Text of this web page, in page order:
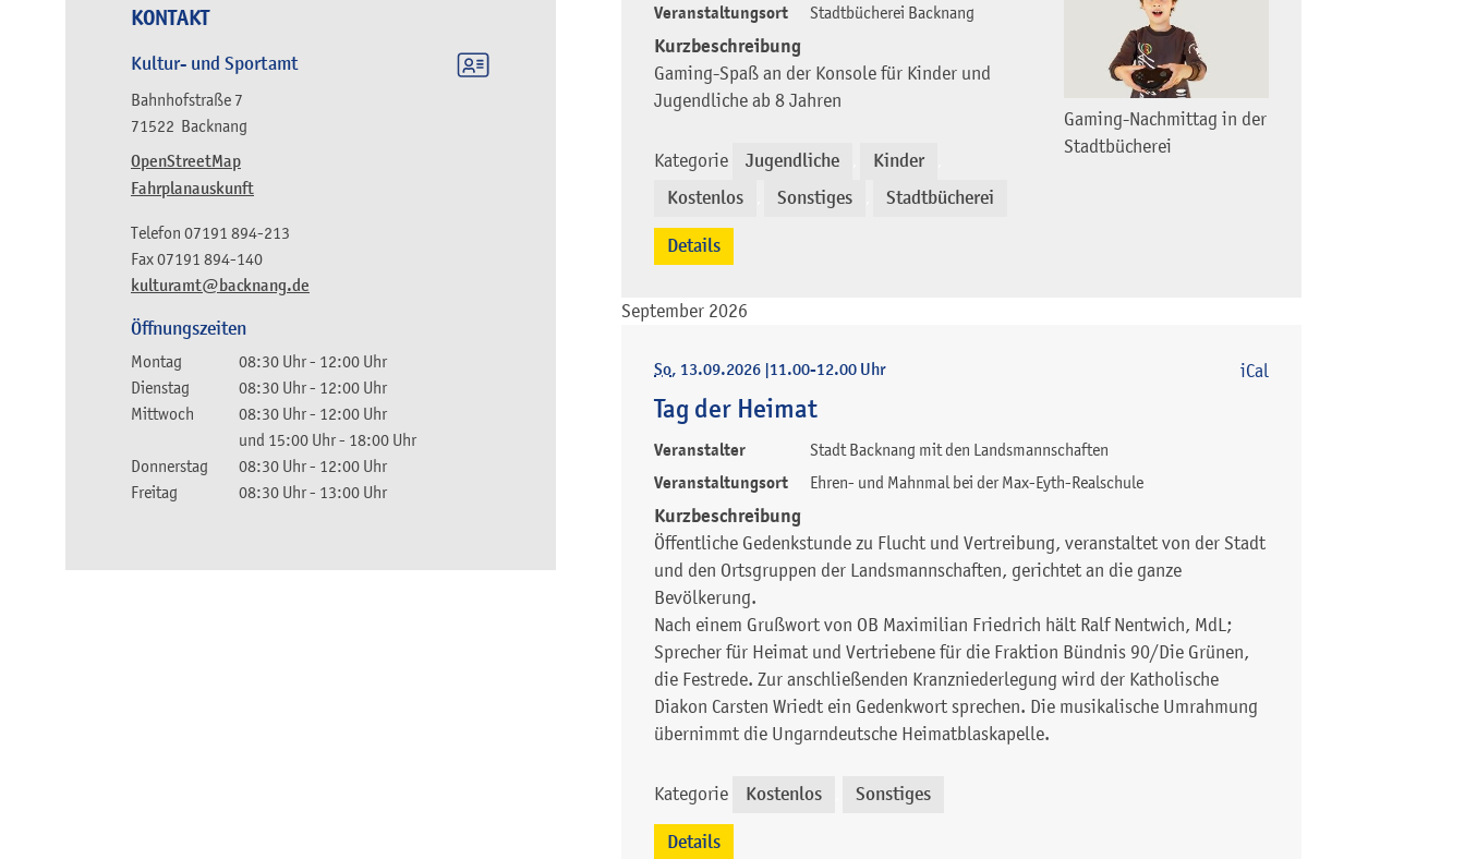
KONTAKT
Kultur- und Sportamt
Bahnhofstraße 7
71522 Backnang
OpenStreetMap
Fahrplanauskunft
kulturamt@backnang.de
Telefon 07191 894-213
Fax07191 894-140
Öffnungszeiten
Montag 08:30 Uhr- 12:00 Uhr
Dienstag
08:30 Uhr- 12:00 Uhr
Mittwoch
08:30 Uhr- 12:00 Uhr
und 15:00 Uhr- 18:00 Uhr
Donnerstag
08:30 Uhr- 12:00 Uhr
Freitag
08:30 Uhr- 13:00 Uhr
Gaming-Nachmittag in der
Stadtbücherei
Veranstaltungsort Stadtbücherei Backnang
Kurzbeschreibung
Gaming-Spaß an der Konsole für Kinder und
Jugendliche ab 8 Jahren
Kategorie Jugendliche Kinder
Kostenlos Sonstiges Stadtbücherei
Details
September 2026
So, 13.09.2026 |11.00-12.00 Uhr
Tag der Heimat
Veranstalter Stadt Backnang mit den Landsmannschaften
Veranstaltungsort Ehren- und Mahnmal bei der Max-Eyth-Realschule
Kurzbeschreibung
Öffentliche Gedenkstunde zu Flucht und Vertreibung, veranstaltet von der Stadt
und den Ortsgruppen der Landsmannschaften, gerichtet an die ganze
Bevölkerung.
Nach einem Grußwort von OB Maximilian Friedrich hält Ralf Nentwich, MdL;
Sprecher für Heimat und Vertriebene für die Fraktion Bündnis 90/Die Grünen,
die Festrede. Zur anschließenden Kranzniederlegung wird der Katholische
Diakon Carsten Wriedt ein Gedenkwort sprechen. Die musikalische Umrahmung
übernimmt die Ungarndeutsche Heimatblaskapelle.
Kategorie Kostenlos Sonstiges
iCal
Details